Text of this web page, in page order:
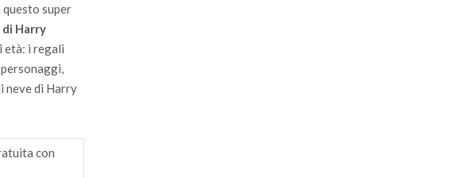
super
Harry
età: i regali
neve di Harry
con